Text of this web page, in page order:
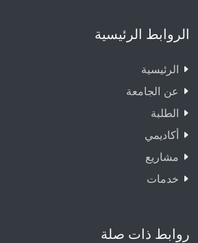
الروابط الرئيسية
الرئيسية
عن الجامعة
الطلبة
أكاديمي
مشاريع
خدمات
روابط ذات صلة